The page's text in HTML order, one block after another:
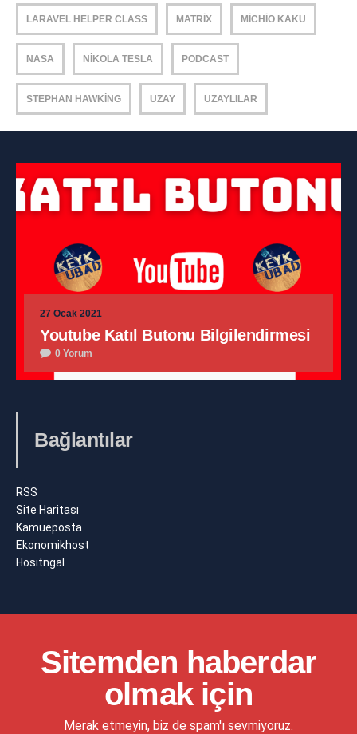
LARAVEL HELPER CLASS MATRIX MICHIO KAKU
NASA NIKOLA TESLA PODCAST
STEPHAN HAWKING UZAY UZAYLILAR
27 Ocak 2021
Youtube Katıl Butonu Bilgilendirmesi
0 Yorum
Bağlantılar
RSS
Site Haritası
Kamueposta
Ekonomikhost
Hositngal
Sitemden haberdar
olmak için
Merak etmeyin, biz de spam'ı sevmiyoruz.